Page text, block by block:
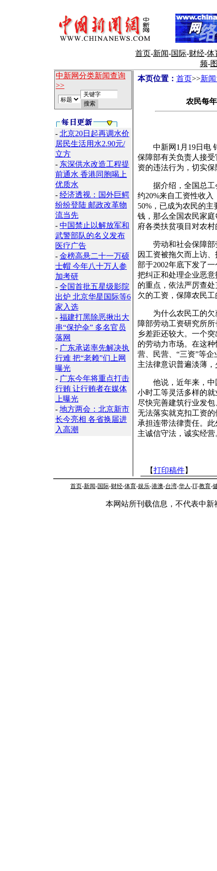
首页-新闻-国际-财经-体
频-
中新网分类新闻查询
>>
- 北京20日起再调水价
居民生活用水2.90元/
立方
- 东深供水改造工程提
前通水 香港同胞喝上
优质水
- 经济透视：国外巨鳄
纷纷登陆 邮政改革物
流当先
- 中国禁止以解放军和
武警部队的名义发布
医疗广告
- 金榜高悬二十一万硕
士帽 今年八十万人参
加考研
- 全国首批五星级影院
出炉 北京华星国际等6
家入选
- 福建打黑除恶揪出大
串“保护伞” 多名官员
落网
- 广东承诺率先解决执
行难 把“老赖”们上网
曝光
- 广东今年将重点打击
行贿 让行贿者在媒体
上曝光
- 地方两会：北京新市
长今亮相 各省换届进
入高潮
本页位置： 首页>>新
农民每
中新网1月19日电 针
保障部有关负责人接
资的违法行为，切实
据介绍，全国总工会
约20%来自工资性收入
50%，已成为农民的
钱，那么全国农民家
府各类扶贫项目对农
劳动和社会保障部
因工资被拖欠而上访
部于2002年底下发了
把纠正和处理企业恶
的重点，依法严厉查
欠的工资，保障农民
为什么农民工的欠
障部劳动工资研究所
乡差距还较大。一个
的劳动力市场。在这
营、民营、“三资”等
主法律意识普遍淡薄
他说，近年来，中
小时工等灵活多样的
尽快完善建筑行业发
无法落实就克扣工资
承担连带法律责任。
主诚信守法，诚实经营
【打印稿件】
首页-新闻-国际-财经-体育-娱乐-港澳-台湾-华人-IT-教育-
本网站所刊载信息，不代表中